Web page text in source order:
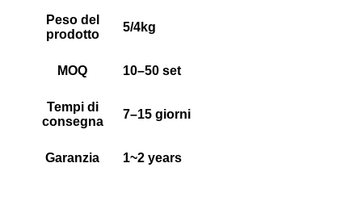
Peso del
prodotto
5/4kg
MOQ 10–50 set
Tempi di
consegna
7–15 giorni
Garanzia 1~2 years